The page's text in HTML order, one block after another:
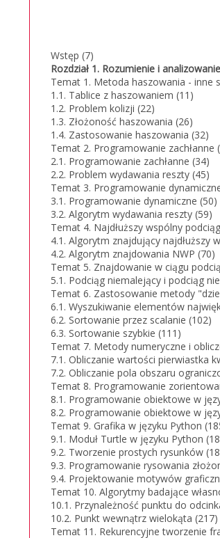
Wstęp (7)
Rozdział 1. Rozumienie i
Temat 1. Metoda haszowania - inne
1.1. Tablice z haszowaniem (11)
1.2. Problem kolizji (22)
1.3. Złożoność haszowania (26)
1.4. Zastosowanie haszowania (32)
Temat 2. Programowanie zachłanne
2.1. Programowanie zachłanne (34)
2.2. Problem wydawania reszty (45)
Temat 3. Programowanie
3.1. Programowanie dynamiczne (50)
3.2. Algorytm wydawania reszty (59)
Temat 4. Najdłuższy wspólny
4.1. Algorytm znajdujący najdłuższy
4.2. Algorytm znajdowania NWP (70)
Temat 5. Znajdowanie w ciągu
5.1. Podciąg niemalejący i podciąg
Temat 6. Zastosowanie metody
6.1. Wyszukiwanie elementów
6.2. Sortowanie przez scalanie (102)
6.3. Sortowanie szybkie (111)
Temat 7. Metody numeryczne i
7.1. Obliczanie wartości pierwiastka
7.2. Obliczanie pola obszaru
Temat 8. Programowanie
8.1. Programowanie obiektowe w
8.2. Programowanie obiektowe w
Temat 9. Grafika w języku Python
9.1. Moduł Turtle w języku Python
9.2. Tworzenie prostych rysunków
9.3. Programowanie rysowania
9.4. Projektowanie motywów
Temat 10. Algorytmy badające
10.1. Przynależność punktu do
10.2. Punkt wewnątrz wielokąta (217)
Temat 11. Rekurencyjne tworzenie